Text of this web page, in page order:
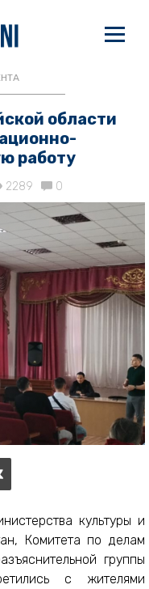
области
работу
2289 0
культуры и
Комитета по делам
группы
с жителями